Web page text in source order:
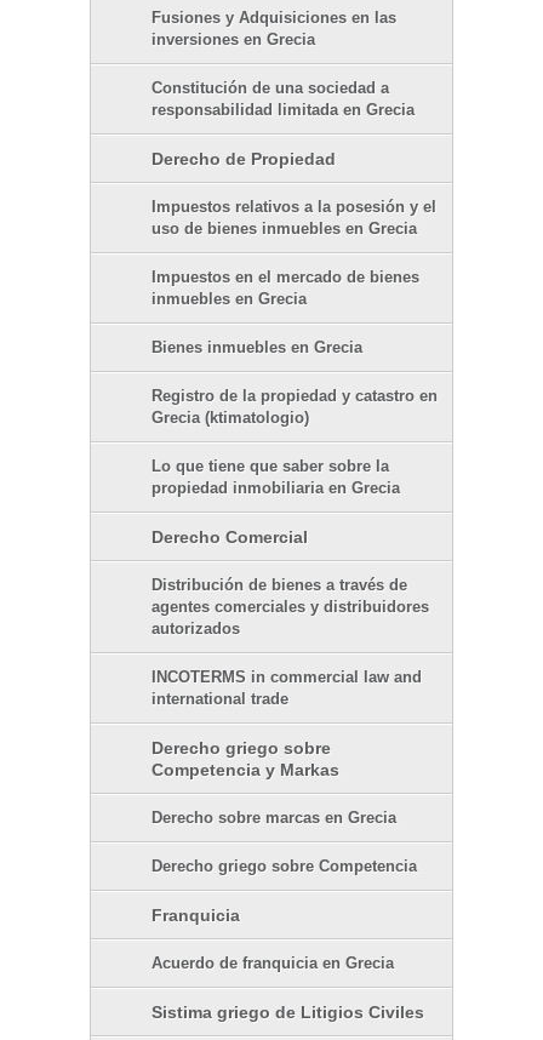
Fusiones y Adquisiciones en las
inversiones en Grecia
Constitución de una sociedad a
responsabilidad limitada en Grecia
Derecho de Propiedad
Impuestos relativos a la posesión y el
uso de bienes inmuebles en Grecia
Impuestos en el mercado de bienes
inmuebles en Grecia
Bienes inmuebles en Grecia
Registro de la propiedad y catastro en
Grecia (ktimatologio)
Lo que tiene que saber sobre la
propiedad inmobiliaria en Grecia
Derecho Comercial
Distribución de bienes a través de
agentes comerciales y distribuidores
autorizados
INCOTERMS in commercial law and
international trade
Derecho griego sobre
Competencia y Markas
Derecho sobre marcas en Grecia
Derecho griego sobre Competencia
Franquicia
Acuerdo de franquicia en Grecia
Sistima griego de Litigios Civiles